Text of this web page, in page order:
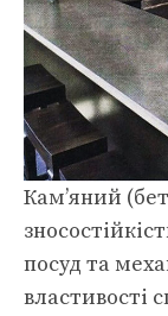
Кам’яний
посуд та
властивості